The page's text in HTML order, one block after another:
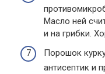
Масло ней
и на грибки.
Порошок
антисептик и